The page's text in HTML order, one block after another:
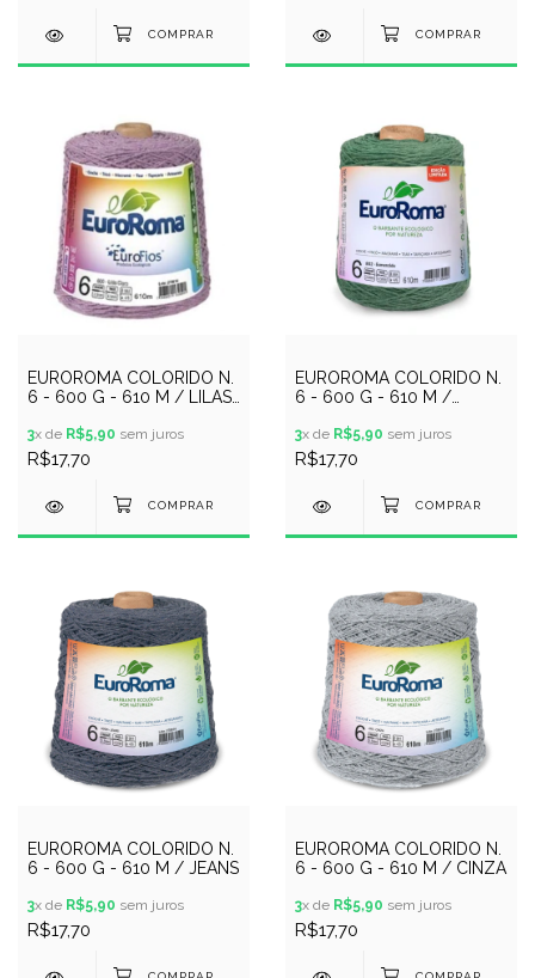
EUROROMA COLORIDO N.
6 - 600 G - 610 M / LILAS
3x de R$5,90 sem juros
R$17,70
EUROROMA COLORIDO N.
6 - 600 G - 610 M /
3x de R$5,90 sem juros
R$17,70
EUROROMA COLORIDO N.
6 - 600 G - 610 M / JEANS
3x de R$5,90 sem juros
R$17,70
EUROROMA COLORIDO N.
6 - 600 G - 610 M / CINZA
3x de R$5,90 sem juros
R$17,70